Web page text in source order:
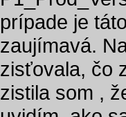
prípade je
zaujímavá.
zisťovala, čo
zistila som ,